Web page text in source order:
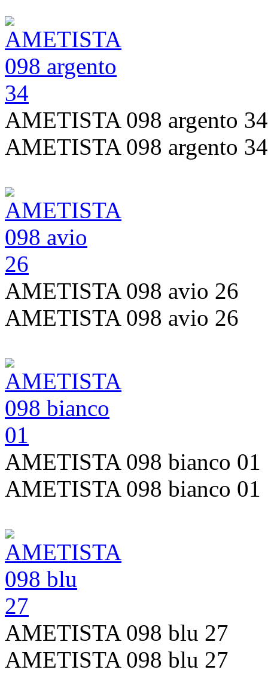
AMETISTA 098 argento 34
AMETISTA 098 argento 34
AMETISTA 098 avio 26
AMETISTA 098 avio 26
AMETISTA 098 bianco 01
AMETISTA 098 bianco 01
AMETISTA 098 blu 27
AMETISTA 098 blu 27